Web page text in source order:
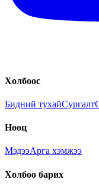
Холбоос
Бидний тухайСургалт
Нөөц
МэдээАрга хэмжээ
Холбоо барих